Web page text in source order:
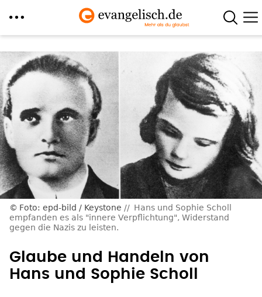
zum
Inhalt
Foto: epd-bild / Keystone
Hans und Sophie Scholl
empfanden es als "innere Verpflichtung", Widerstand
gegen die Nazis zu leisten.
Glaube und Handeln von
Hans und Sophie Scholl